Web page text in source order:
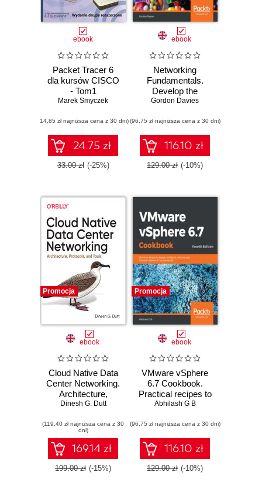
ebook
Packet Tracer 6
dla kursów CISCO
- Tom1
Marek Smyczek
(14,85 zł najniższa cena z 30 dni)
24.75 zł
33.00 zł (-25%)
ebook
Networking
Fundamentals.
Develop the
networking skills
the Microsoft MTA
Networking
Fundamentals
Exam 98-366
Gordon Davies
(96,75 zł najniższa cena z 30 dni)
116.10 zł
129.00 zł (-10%)
Promocja
ebook
Cloud Native Data
Center Networking.
Architecture,
Protocols, and
Dinesh G. Dutt
(119,40 zł najniższa cena z 30
dni)
169.14 zł
199.00 zł (-15%)
Promocja
ebook
VMware vSphere
6.7 Cookbook.
Practical recipes to
deploy, configure,
VMware vSphere
6.7 components -
Fourth Edition
Abhilash G B
(96,75 zł najniższa cena z 30 dni)
116.10 zł
129.00 zł (-10%)